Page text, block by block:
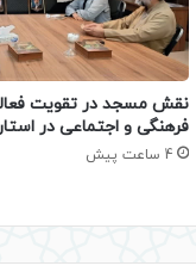
نقش مسجد در تقویت
فرهنگی و اجتماعی در
4 ساعت پیش